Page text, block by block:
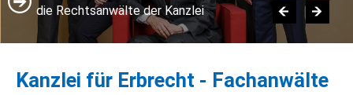
die Rechtsanwälte der Kanzlei
Kanzlei für Erbrecht - Fachanwälte